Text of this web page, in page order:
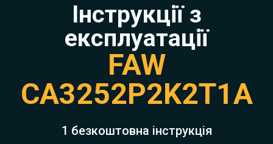
Інструкції з
експлуатації
FAW
CA3252P2K2T1A
1 безкоштовна інструкція